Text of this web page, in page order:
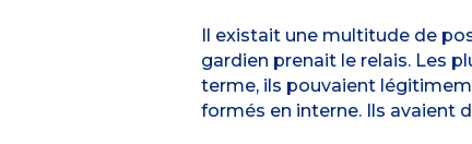
Il existait une multitude de
gardien prenait le relais. Les
terme, ils pouvaient
formés en interne. Ils avaient